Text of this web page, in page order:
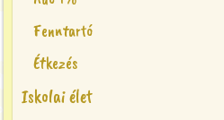
Fenntartó
Étkezés
Iskolai élet